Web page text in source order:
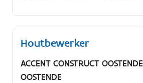
behoren. Metselwerken
Houtbewerker
ACCENT CONSTRUCT OOSTENDE
OOSTENDE